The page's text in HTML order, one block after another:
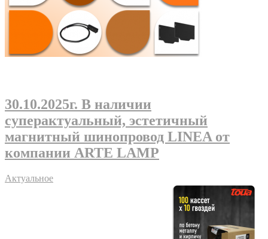
30.10.2025г. В наличии
суперактуальный, эстетичный
магнитный шинопровод LINEA от
компании ARTE LAMP
Актуальное